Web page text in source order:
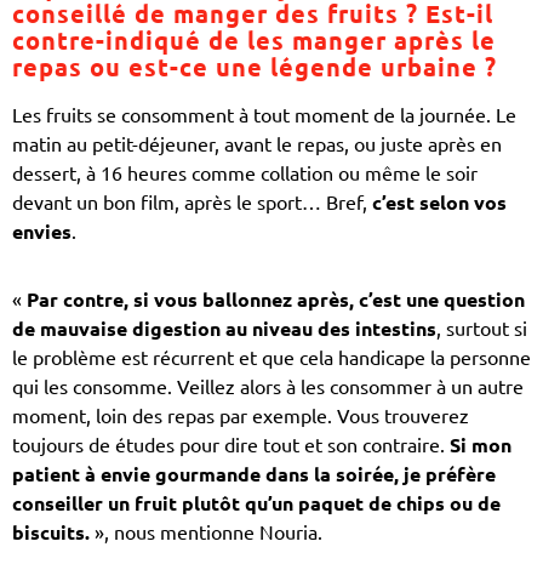
conseillé de manger des fruits ? Est-il
contre-indiqué de les manger après le
repas ou est-ce une légende urbaine ?
Les fruits se consomment à tout moment de la journée. Le
matin au petit-déjeuner, avant le repas, ou juste après en
dessert, à 16 heures comme collation ou même le soir
devant un bon film, après le sport… Bref, c’est selon vos
envies.
« Par contre, si vous ballonnez après, c’est une question
de mauvaise digestion au niveau des intestins, surtout si
le problème est récurrent et que cela handicape la personne
qui les consomme. Veillez alors à les consommer à un autre
moment, loin des repas par exemple. Vous trouverez
toujours de études pour dire tout et son contraire. Si mon
patient à envie gourmande dans la soirée, je préfère
conseiller un fruit plutôt qu’un paquet de chips ou de
biscuits. », nous mentionne Nouria.